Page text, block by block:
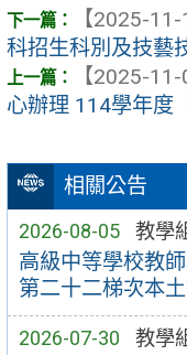
相關公告
2026-08-05 教學
高級中等學校教
第二十二梯次本
2026-07-30 教學
【2025-11-
科招生科別及技藝
【2025-11-
心辦理 114學年度